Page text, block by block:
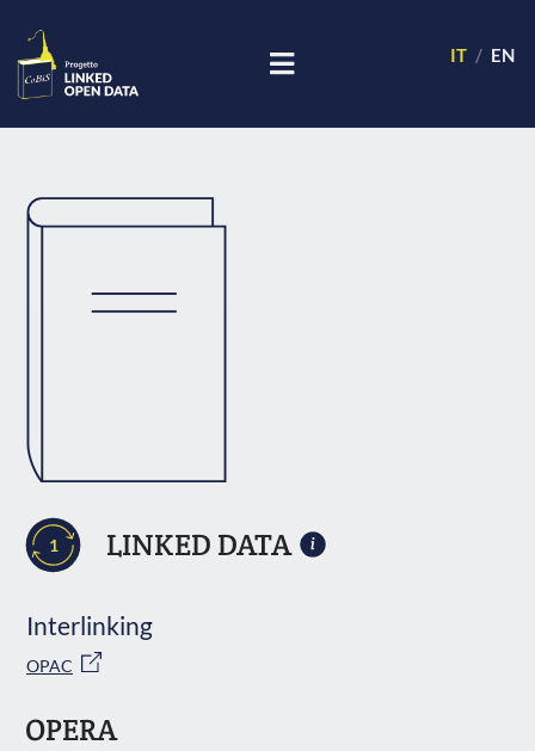
IT EN
1 LINKED DATA
Interlinking
OPAC
OPERA